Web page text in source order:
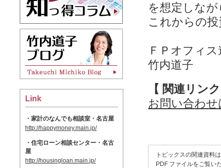
Link
・家計のなんでも相談室・名古屋
http://happymoney.main.jp/
・住宅ローン相談センター・名古
屋
http://housingloan.main.jp/
を想定しなが
これからの
ＦＰオフィ
竹内道子
【 関連リン
お問い合わ
トピックスの関連資料
PDF ファイルをご覧い